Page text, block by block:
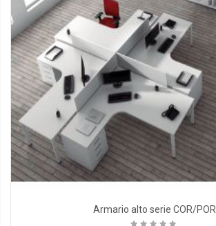
Armario alto serie COR/POR